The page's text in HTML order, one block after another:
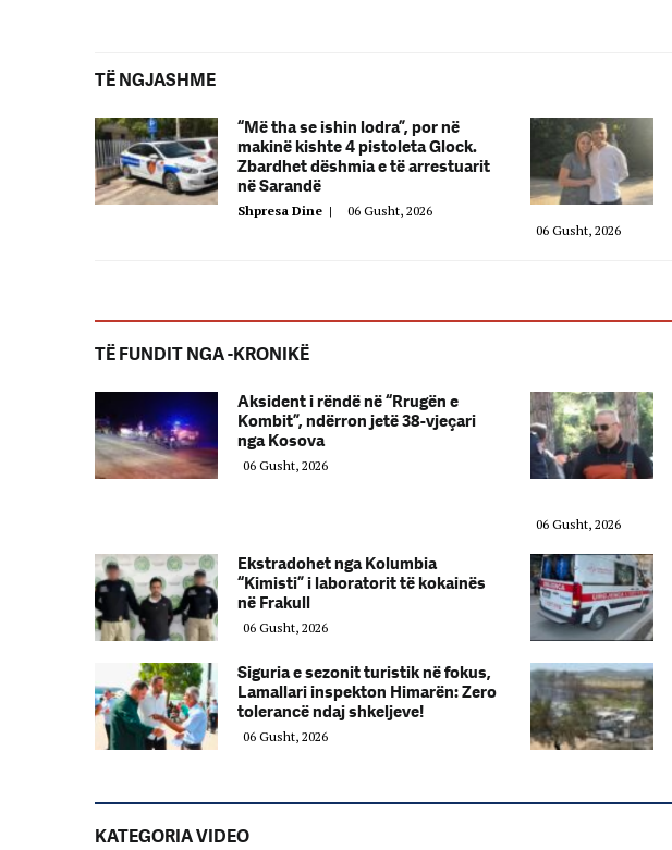
TË NGJASHME
“Më tha se ishin lodra”, por në
makinë kishte 4 pistoleta Glock.
Zbardhet dëshmia e të arrestuarit
në Sarandë
Shpresa Dine | 06 Gusht, 2026
06 Gusht, 2026
TË FUNDIT NGA -KRONIKË
Aksident i rëndë në “Rrugën e
Kombit”, ndërron jetë 38-vjeçari
nga Kosova
06 Gusht, 2026
06 Gusht, 2026
Ekstradohet nga Kolumbia
“Kimisti” i laboratorit të kokainës
në Frakull
06 Gusht, 2026
Siguria e sezonit turistik në fokus,
Lamallari inspekton Himarën: Zero
tolerancë ndaj shkeljeve!
06 Gusht, 2026
KATEGORIA VIDEO